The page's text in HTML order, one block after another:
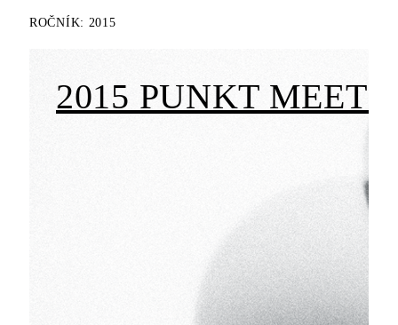
ROČNÍK: 2015
2015 PUNKT